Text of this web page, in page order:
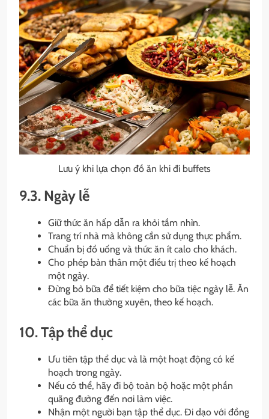
Lưu ý khi lựa chọn đồ ăn khi đi buffets
9.3. Ngày lễ
Giữ thức ăn hấp dẫn ra khỏi tầm nhìn.
Trang trí nhà mà không cần sử dụng thực phẩm.
Chuẩn bị đồ uống và thức ăn ít calo cho khách.
Cho phép bản thân một điều trị theo kế hoạch
một ngày.
Đừng bỏ bữa để tiết kiệm cho bữa tiệc ngày lễ. Ăn
các bữa ăn thường xuyên, theo kế hoạch.
10. Tập thể dục
Ưu tiên tập thể dục và là một hoạt động có kế
hoạch trong ngày.
Nếu có thể, hãy đi bộ toàn bộ hoặc một phần
quãng đường đến nơi làm việc.
Nhận một người bạn tập thể dục. Đi dạo với đồng